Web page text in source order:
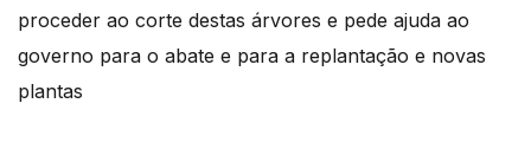
proceder ao corte destas árvores e pede ajuda ao
governo para o abate e para a replantação e novas
plantas